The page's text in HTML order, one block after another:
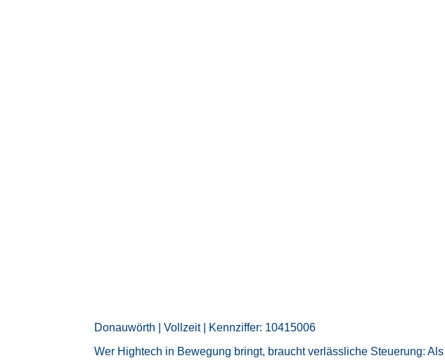
Donauwörth | Vollzeit | Kennziffer: 10415006
Wer Hightech in Bewegung bringt, braucht verlässliche Steuerung: